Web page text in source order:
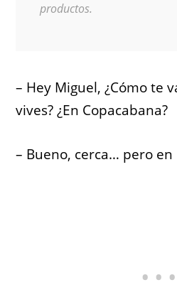
productos.
– Hey Miguel, ¿Cómo te
vives? ¿En Copacabana?
– Bueno, cerca… pero